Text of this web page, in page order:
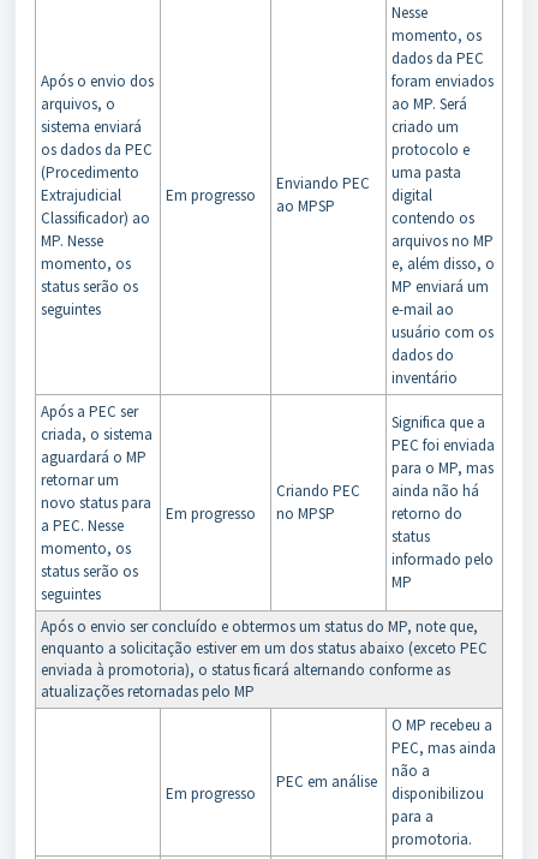
Após o envio dos
arquivos, o
sistema enviará
os dados da PEC
(Procedimento
Extrajudicial
Classificador) ao
MP. Nesse
momento, os
status serão os
seguintes
Em progresso
Enviando PEC
ao MPSP
Nesse
momento, os
dados da PEC
foram enviados
ao MP. Será
criado um
protocolo e
uma pasta
digital
contendo os
arquivos no MP
e, além disso, o
MP enviará um
e-mail ao
usuário com os
dados do
inventário
Após a PEC ser
criada, o sistema
aguardará o MP
retornar um
novo status para
a PEC. Nesse
momento, os
status serão os
seguintes
Em progresso
Criando PEC
no MPSP
Significa que a
PEC foi enviada
para o MP, mas
ainda não há
retorno do
status
informado pelo
MP
Após o envio ser concluído e obtermos um status do MP, note que,
enquanto a solicitação estiver em um dos status abaixo (exceto PEC
enviada à promotoria), o status ficará alternando conforme as
atualizações retornadas pelo MP
Em progresso
PEC em análise
O MP recebeu a
PEC, mas ainda
não a
disponibilizou
para a
promotoria.